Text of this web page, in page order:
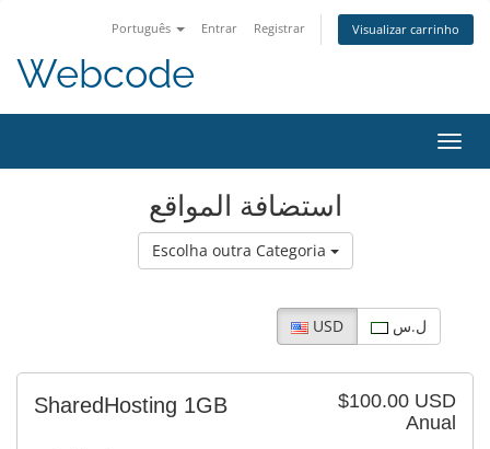
Português Entrar Registrar Visualizar carrinho
Webcode
استضافة المواقع
Escolha outra Categoria
USD ل.س
$100.00 USD
Anual
SharedHosting 1GB